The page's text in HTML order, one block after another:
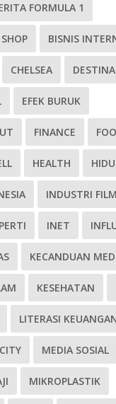
FORMULA 1
BISNIS
CHELSEA
EFEK BURUK
FINANCE
HEALTH
INDUSTRI FILM
INET
KECANDUAN
KESEHATAN
LITERASI
MEDIA SOSIAL
MIKROPLASTIK